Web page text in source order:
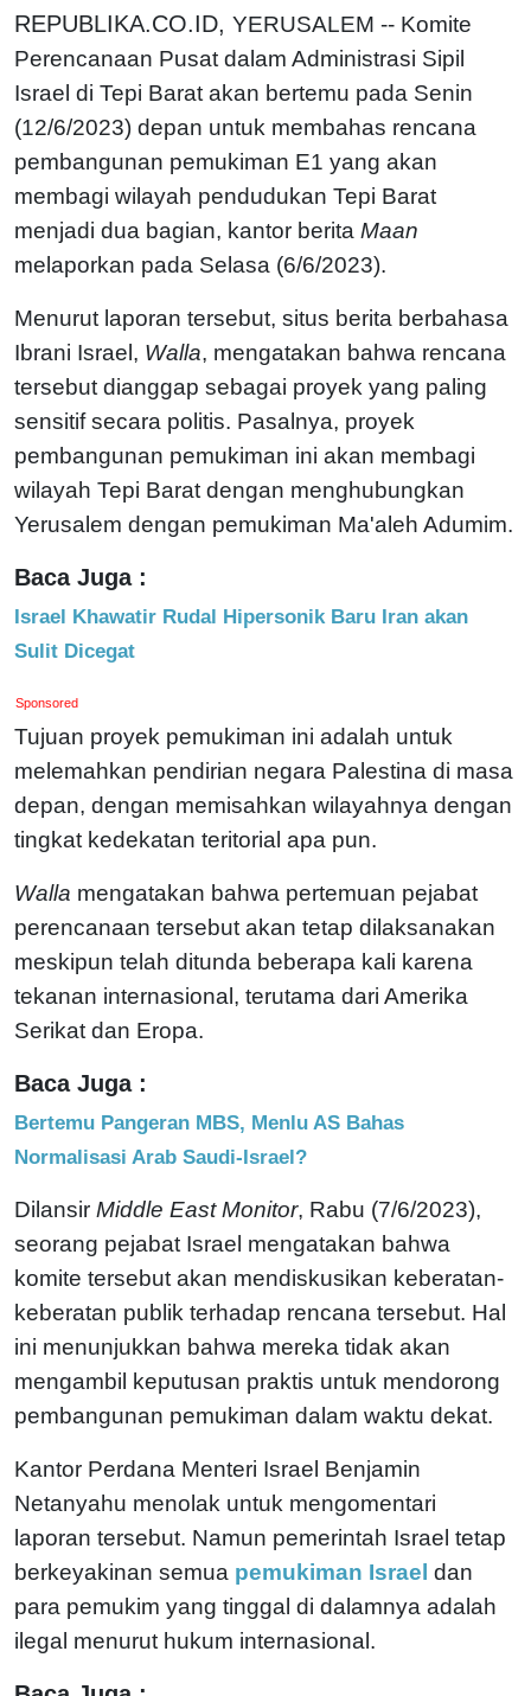
REPUBLIKA.CO.ID, YERUSALEM -- Komite
Perencanaan Pusat dalam Administrasi Sipil
Israel di Tepi Barat akan bertemu pada Senin
(12/6/2023) depan untuk membahas rencana
pembangunan pemukiman E1 yang akan
membagi wilayah pendudukan Tepi Barat
menjadi dua bagian, kantor berita Maan
melaporkan pada Selasa (6/6/2023).
Menurut laporan tersebut, situs berita berbahasa
Ibrani Israel, Walla, mengatakan bahwa rencana
tersebut dianggap sebagai proyek yang paling
sensitif secara politis. Pasalnya, proyek
pembangunan pemukiman ini akan membagi
wilayah Tepi Barat dengan menghubungkan
Yerusalem dengan pemukiman Ma'aleh Adumim.
Baca Juga :
Israel Khawatir Rudal Hipersonik Baru Iran akan
Sulit Dicegat
Sponsored
Tujuan proyek pemukiman ini adalah untuk
melemahkan pendirian negara Palestina di masa
depan, dengan memisahkan wilayahnya dengan
tingkat kedekatan teritorial apa pun.
Walla mengatakan bahwa pertemuan pejabat
perencanaan tersebut akan tetap dilaksanakan
meskipun telah ditunda beberapa kali karena
tekanan internasional, terutama dari Amerika
Serikat dan Eropa.
Baca Juga :
Bertemu Pangeran MBS, Menlu AS Bahas
Normalisasi Arab Saudi-Israel?
Dilansir Middle East Monitor, Rabu (7/6/2023),
seorang pejabat Israel mengatakan bahwa
komite tersebut akan mendiskusikan keberatan-
keberatan publik terhadap rencana tersebut. Hal
ini menunjukkan bahwa mereka tidak akan
mengambil keputusan praktis untuk mendorong
pembangunan pemukiman dalam waktu dekat.
Kantor Perdana Menteri Israel Benjamin
Netanyahu menolak untuk mengomentari
laporan tersebut. Namun pemerintah Israel tetap
berkeyakinan semua pemukiman Israel dan
para pemukim yang tinggal di dalamnya adalah
ilegal menurut hukum internasional.